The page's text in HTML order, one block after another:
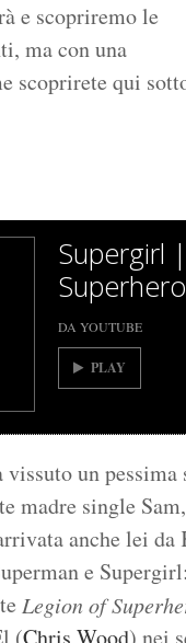
e scopriremo le
ma con una
scoprirete qui
Supergirl
DA YOUTUBE
PLAY
vissuto un
madre single
anche lei
e
Legion of